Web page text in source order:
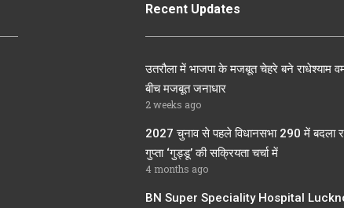
Recent Updates
उतरौला में भाजपा के मजबूत चेहरे बने राधेश्याम
बीच मजबूत जनाधार
2 weeks ago
2027 चुनाव से पहले विधानसभा 290 में बदला
गुप्ता ‘गुड्डू’ की सक्रियता चर्चा में
4 months ago
BN Super Speciality Hospital